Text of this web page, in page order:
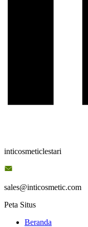
inticosmeticlestari
sales@inticosmetic.com
Peta Situs
Beranda